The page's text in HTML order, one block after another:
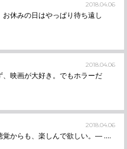
2018.04.06
休みの日はやっぱり待ち遠し
2018.04.06
、映画が大好き。でもホラーだ
2018.04.06
覚からも、楽しんで欲しい。― ....